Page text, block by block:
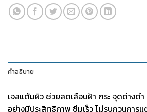
คำอธิบาย
เจลแต้มผิว ช่วยลดเลือนฝ้า กระ จุดด่างด
อย่างมีประสิทธิภาพ ซึมเร็ว ไม่รบกวนการ